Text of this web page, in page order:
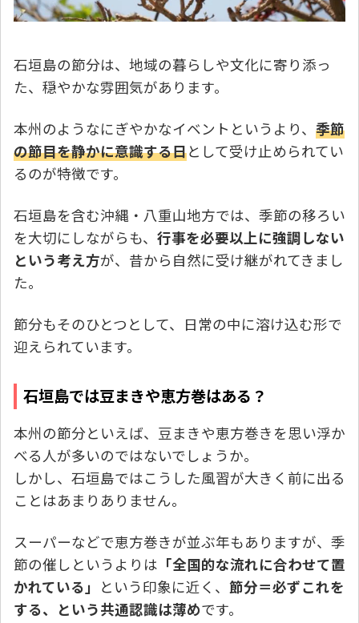
石垣島の節分は、地域の暮らしや文化に寄り添っ
た、穏やかな雰囲気があります。
本州のようなにぎやかなイベントというより、 季節
の節目を静かに意識する日として受け止められてい
るのが特徴です。
石垣島を含む沖縄・八重山地方では、季節の移ろい
を大切にしながらも、 行事を必要以上に強調しない
という考え方が、昔から自然に受け継がれてきまし
た。
節分もそのひとつとして、日常の中に溶け込む形で
迎えられています。
石垣島では豆まきや恵方巻はある？
本州の節分といえば、豆まきや恵方巻きを思い浮か
べる人が多いのではないでしょうか。
しかし、石垣島ではこうした風習が大きく前に出る
ことはあまりありません。
スーパーなどで恵方巻きが並ぶ年もありますが、季
節の催しというよりは 「全国的な流れに合わせて置
かれている」 という印象に近く、 節分＝必ずこれを
する、という共通認識は薄めです。